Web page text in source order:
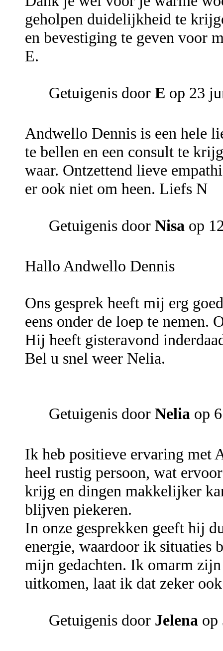
geholpen duidelijkheid te
en bevestiging te geven voor
E.
Getuigenis door E op 23
Andwello Dennis is een hele
te bellen en een consult te
waar. Ontzettend lieve
er ook niet om heen. Liefs N
Getuigenis door Nisa op
Hallo Andwello Dennis
Ons gesprek heeft mij erg
eens onder de loep te nemen.
Hij heeft gisteravond
Bel u snel weer Nelia.
Getuigenis door Nelia op
Ik heb positieve ervaring met
heel rustig persoon, wat
krijg en dingen makkelijker
blijven piekeren.
In onze gesprekken geeft hij
energie, waardoor ik situaties
mijn gedachten. Ik omarm
uitkomen, laat ik dat zeker
Getuigenis door Jelena op